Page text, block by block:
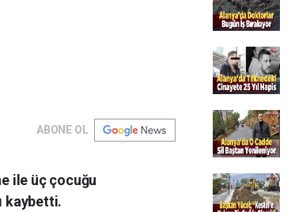
ABONE OL
ile üç çocuğu
kaybetti.